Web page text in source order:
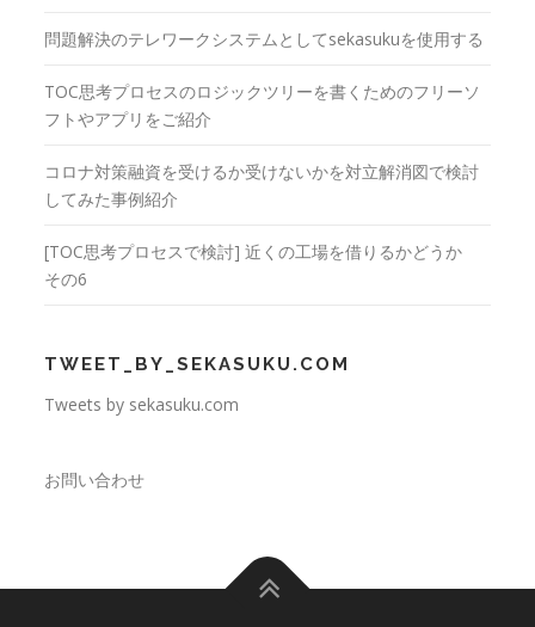
問題解決のテレワークシステムとしてsekasukuを使用する
TOC思考プロセスのロジックツリーを書くためのフリーソ
フトやアプリをご紹介
コロナ対策融資を受けるか受けないかを対立解消図で検討
してみた事例紹介
[TOC思考プロセスで検討] 近くの工場を借りるかどうか
その6
TWEET_BY_SEKASUKU.COM
Tweets by sekasuku.com
お問い合わせ